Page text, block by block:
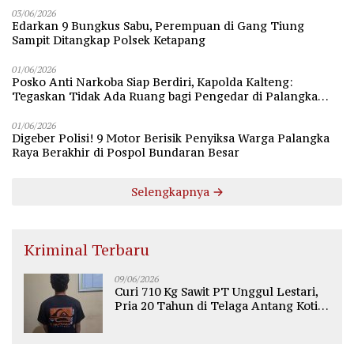
03/06/2026
Edarkan 9 Bungkus Sabu, Perempuan di Gang Tiung
Sampit Ditangkap Polsek Ketapang
01/06/2026
Posko Anti Narkoba Siap Berdiri, Kapolda Kalteng:
Tegaskan Tidak Ada Ruang bagi Pengedar di Palangka
01/06/2026
Digeber Polisi! 9 Motor Berisik Penyiksa Warga Palangka
Raya Berakhir di Pospol Bundaran Besar
Selengkapnya
Kriminal Terbaru
09/06/2026
Curi 710 Kg Sawit PT Unggul Lestari,
Pria 20 Tahun di Telaga Antang Kotim